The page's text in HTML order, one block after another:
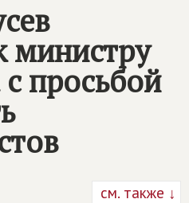
министру
просьбой
см. также ↓